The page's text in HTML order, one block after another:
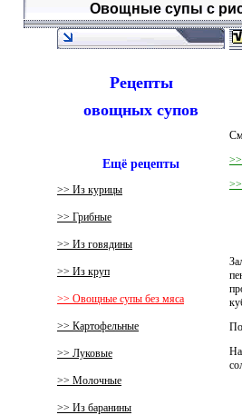
Овощные супы с
Рецепты
овощных супов
Ещё рецепты
>> Из курицы
>> Грибные
>> Из говядины
>> Из круп
>> Овощные супы без мяса
>> Картофельные
>> Луковые
>> Молочные
>> Из баранины
На